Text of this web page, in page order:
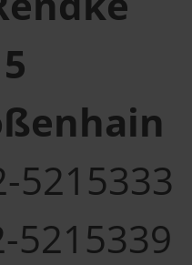
5215333
5215339